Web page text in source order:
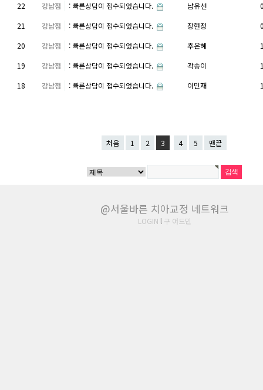
22
강남점 : 빠른상담이 접수되었습니다. 남유선
21
강남점 : 빠른상담이 접수되었습니다. 장현정
20
강남점 : 빠른상담이 접수되었습니다. 추은혜
19
강남점 : 빠른상담이 접수되었습니다. 곽송이
18
강남점 : 빠른상담이 접수되었습니다. 이민재
처음 1 2 3 4 5 맨끝
@서울바른 치아교정 네트워크
LOGIN l 구 어드민